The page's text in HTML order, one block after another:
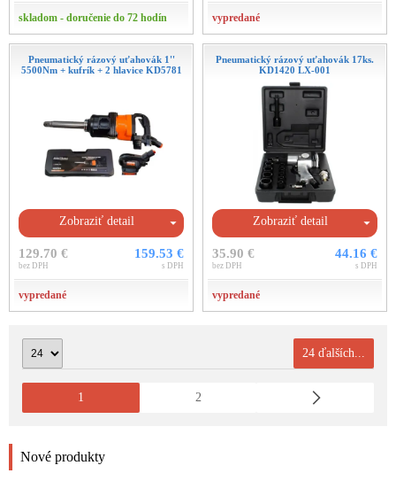
skladom - doručenie do 72 hodín vypredané
Pneumatický rázový uťahovák 1''
5500Nm + kufrík + 2 hlavice KD5781
Zobraziť detail
129.70 €
bez DPH
159.53 €
s DPH
vypredané
Pneumatický rázový uťahovák 17ks.
KD1420 LX-001
Zobraziť detail
35.90 €
bez DPH
44.16 €
s DPH
vypredané
24 ďalších...
1 2
Nové produkty